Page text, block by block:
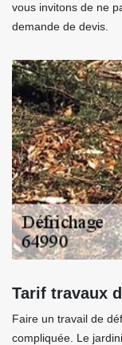
vous invitons de ne
demande de devis.
Tarif travaux
Faire un travail de
compliquée. Le